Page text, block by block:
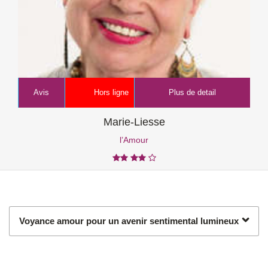
Avis Hors ligne Plus de detail
Marie-Liesse
l’Amour
Voyance amour pour un avenir sentimental lumineux